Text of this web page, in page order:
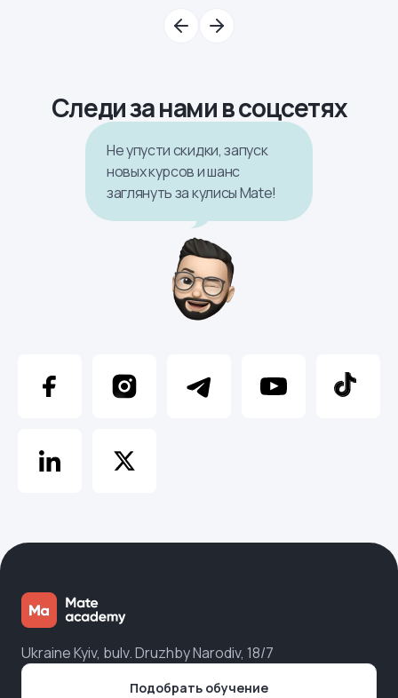
Следи за нами в соцсетях
Не упусти скидки, запуск
новых курсов и шанс
заглянуть за кулисы Mate!
Ukraine Kyiv, bulv. Druzhby Narodiv, 18/7
Подобрать обучение